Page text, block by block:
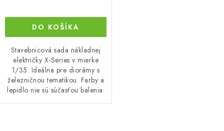
DO KOŠÍKA
Stavebnicová sada nákladnej
električky X-Series v mierke
1/35. Ideálna pre diorámy s
železničnou tematikou. Farby a
lepidlo nie sú súčasťou balenia.